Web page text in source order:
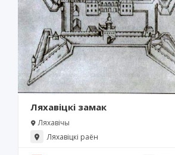
Ляхавіцкі замак
Ляхавічы
Ляхавіцкі раён